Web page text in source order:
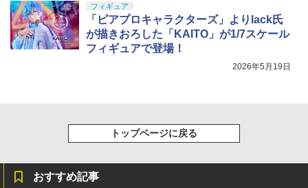
フィギュア
「ピアプロキャラクターズ」よりlack氏
が描きおろした「KAITO」が1/7スケール
フィギュアで登場！
2026年5月19日
トップページに戻る
おすすめ記事